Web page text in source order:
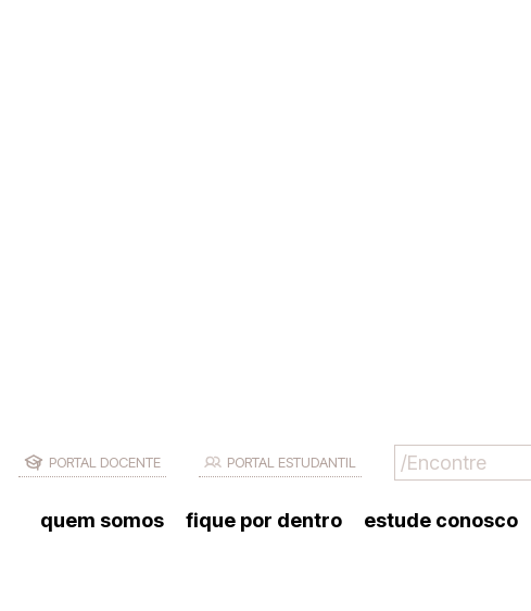
PORTAL DOCENTE PORTAL ESTUDANTIL
quem somos fique por dentro estude conosco